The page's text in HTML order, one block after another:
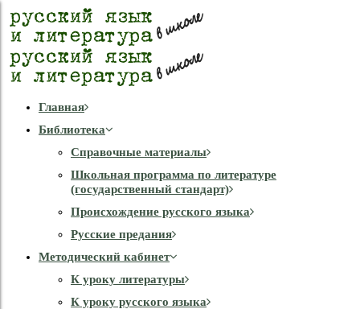
Главная
Библиотека
Справочные материалы
Школьная программа по литературе
(государственный стандарт)
Происхождение русского языка
Русские предания
Методический кабинет
К уроку литературы
К уроку русского языка